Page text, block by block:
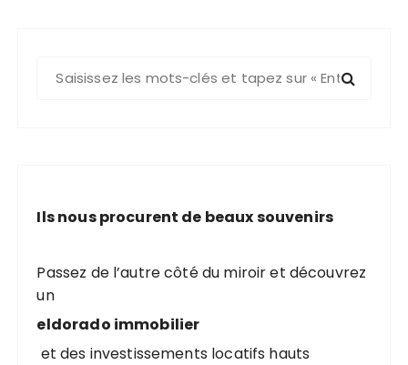
h
p
o
u
Ils nous procurent de beaux souvenirs
Passez de l’autre côté du miroir et découvrez
un
eldorado immobilier
et des investissements locatifs hauts